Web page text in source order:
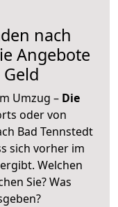
nach
Angebote
Umzug – Die
oder von
Bad Tennstedt
sich vorher im
Welchen
Sie? Was